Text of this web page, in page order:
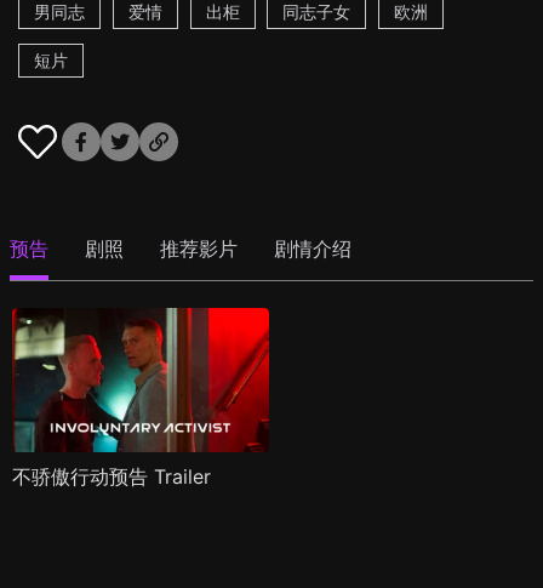
男同志
爱情 出柜 同志子女 欧洲
短片
预告 剧照 推荐影片 剧情介绍
不骄傲行动预告 Trailer